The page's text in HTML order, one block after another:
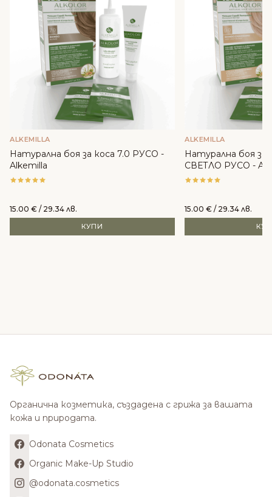
ALKEMILLA
Натурална боя за коса 7.0 РУСО -
Alkemilla
15.00 € / 29.34 лв.
КУПИ
ALKEMILLA
Натурална боя
СВЕТЛО РУСО -
15.00 € / 29.34 лв.
Органична козметика, създадена с грижа за вашата
кожа и природата.
Odonata Cosmetics
Organic Make-Up Studio
@odonata.cosmetics